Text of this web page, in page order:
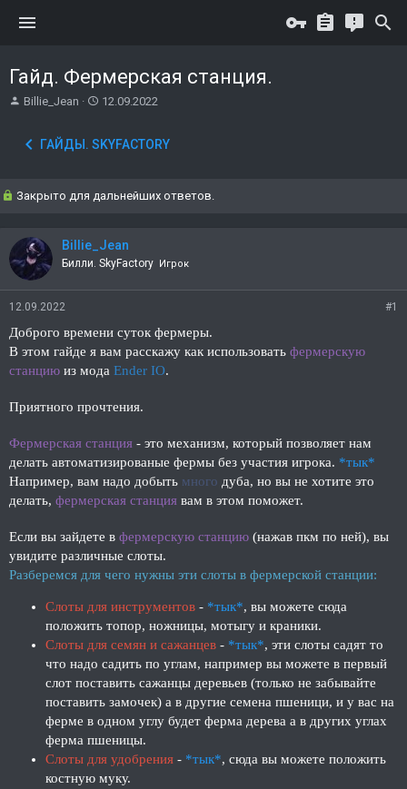
Гайд. Фермерская станция.
А
о
е
Billie_Jean
Д
а
ч
а
12.09.2022
ГАЙДЫ. SKYFACTORY
Закрыто для дальнейших ответов.
Billie_Jean
Билли. SkyFactory Игрок
12.09.2022 #1
Доброго времени суток фермеры.
В этом гайде я вам расскажу как использовать фермерскую
станцию из мода Ender IO.
Приятного прочтения.
Фермерская станция - это механизм, который позволяет нам
делать автоматизированые фермы без участия игрока. *тык*
Например, вам надо добыть много дуба, но вы не хотите это
делать, фермерская станция вам в этом поможет.
Если вы зайдете в фермерскую станцию (нажав пкм по ней), вы
увидите различные слоты.
Разберемся для чего нужны эти слоты в фермерской станции:
Слоты для инструментов - *тык*, вы можете сюда
положить топор, ножницы, мотыгу и краники.
Слоты для семян и сажанцев - *тык*, эти слоты садят то
что надо садить по углам, например вы можете в первый
слот поставить сажанцы деревьев (только не забывайте
поставить замочек) а в другие семена пшеници, и у вас на
ферме в одном углу будет ферма дерева а в других углах
ферма пшеницы.
Слоты для удобрения - *тык*, сюда вы можете положить
костную муку.